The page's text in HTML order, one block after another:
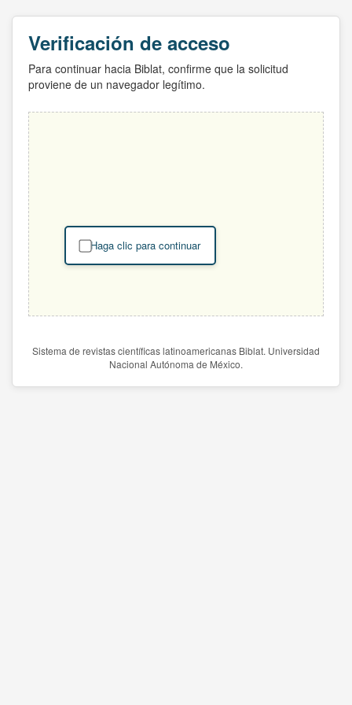
Verificación de acceso
Para continuar hacia Biblat, confirme que la solicitud
proviene de un navegador legítimo.
Haga clic para continuar
Sistema de revistas científicas latinoamericanas Biblat. Universidad
Nacional Autónoma de México.